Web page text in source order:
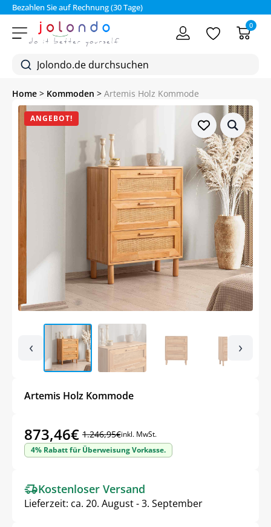
Bezahlen Sie auf Rechnung (30 Tage)
0
Home > Kommoden > Artemis Holz Kommode
ANGEBOT!
‹ ›
Artemis Holz Kommode
1.246,95€
Ursprünglicher
Preis
1.246,95€
873,46€
Aktueller
Preis
873,46€.
inkl. MwSt.
4% Rabatt für Überweisung Vorkasse.
Kostenloser Versand
Lieferzeit: ca. 20. August - 3. September